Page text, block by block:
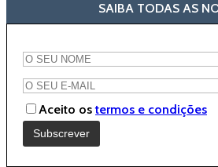
SAIBA TODAS AS
Aceito ostermos e condições